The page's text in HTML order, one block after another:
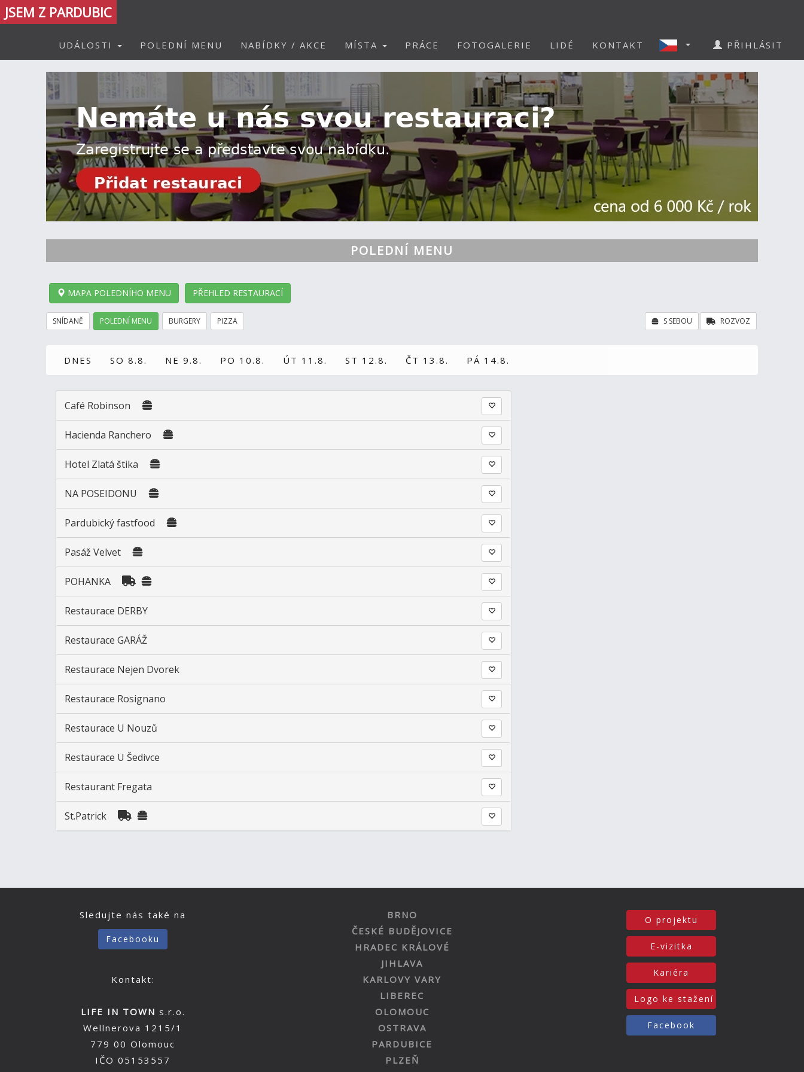
JSEM Z PARDUBIC
UDÁLOSTI POLEDNÍ MENU NABÍDKY / AKCE MÍSTA PRÁCE FOTOGALERIE LIDÉ KONTAKT PŘIHLÁSIT
POLEDNÍ MENU
MAPA POLEDNÍHO MENU PŘEHLED RESTAURACÍ
SNÍDANĚ POLEDNÍ MENU BURGERY PIZZA ROZVOZ
S SEBOU
DNES SO 8.8. NE 9.8. PO 10.8. ÚT 11.8. ST 12.8. ČT 13.8. PÁ 14.8.
Café Robinson
Hacienda Ranchero
Hotel Zlatá štika
NA POSEIDONU
Pardubický fastfood
Pasáž Velvet
POHANKA
Restaurace DERBY
Restaurace GARÁŽ
Restaurace Nejen Dvorek
Restaurace Rosignano
Restaurace U Nouzů
Restaurace U Šedivce
Restaurant Fregata
St.Patrick
Sledujte nás také na
Facebooku
Kontakt:
LIFE IN TOWN s.r.o.
Wellnerova 1215/1
779 00 Olomouc
IČO 05153557
BRNO
ČESKÉ BUDĚJOVICE
HRADEC KRÁLOVÉ
JIHLAVA
KARLOVY VARY
LIBEREC
OLOMOUC
OSTRAVA
PARDUBICE
PLZEŇ
O projektu
E-vizitka
Kariéra
Logo ke stažení
Facebook